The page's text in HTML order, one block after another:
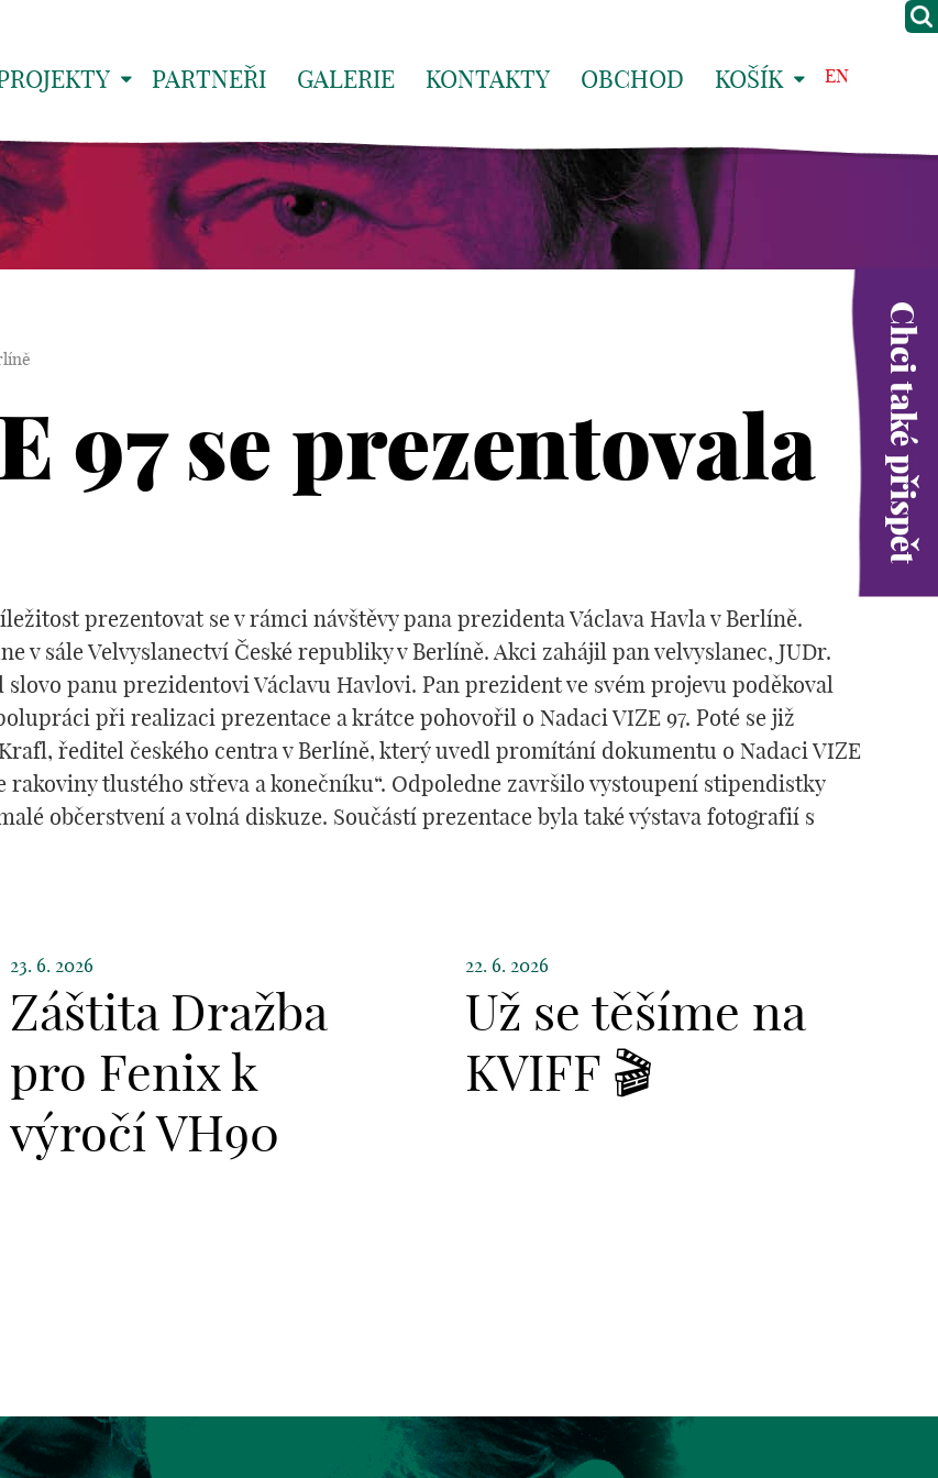
PARTNEŘI GALERIE KONTAKTY OBCHOD KOŠÍK EN
Chci také přispět
97 se prezentovala
prezentovat se v rámci návštěvy pana prezidenta Václava Havla v Berlíně.
v sále Velvyslanectví České republiky v Berlíně. Akci zahájil pan velvyslanec, JUDr.
panu prezidentovi Václavu Havlovi. Pan prezident ve svém projevu poděkoval
při realizaci prezentace a krátce pohovořil o Nadaci VIZE 97. Poté se již
ředitel českého centra v Berlíně, který uvedl promítání dokumentu o Nadaci VIZE
rakoviny tlustého střeva a konečníku“. Odpoledne završilo vystoupení stipendistky
občerstvení a volná diskuze. Součástí prezentace byla také výstava fotografií s
23. 6. 2026
Záštita Dražba
pro Fenix k
výročí VH90
22. 6. 2026
Už se těšíme na
KVIFF 🎬